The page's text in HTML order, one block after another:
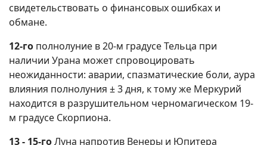
свидетельствовать о финансовых ошибках и
обмане.
12-го полнолуние в 20-м градусе Тельца при
наличии Урана может спровоцировать
неожиданности: аварии, спазматические боли, аура
влияния полнолуния ± 3 дня, к тому же Меркурий
находится в разрушительном черномагическом 19-
м градусе Скорпиона.
13 - 15-гоЛуна напротив Венеры и Юпитера